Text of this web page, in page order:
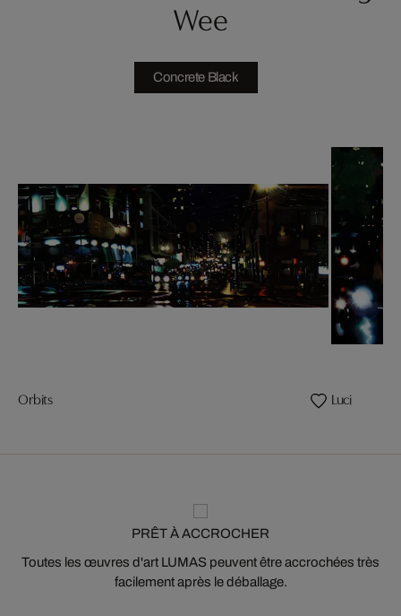
Wee
Concrete Black
Orbits Luci
PRÊT À ACCROCHER
Toutes les œuvres d'art LUMAS peuvent être accrochées très
facilement après le déballage.